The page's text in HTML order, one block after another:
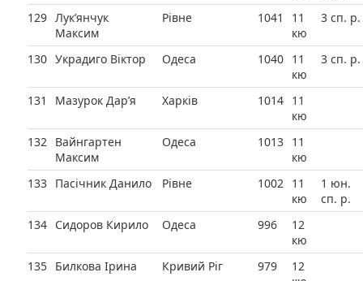
129 Лук’янчук
Максим
Рівне 1041
11
кю
3 сп. р.
130 Украдиго Віктор Одеса 1040 11
кю
3 сп. р.
131 Мазурок Дар’я Харків 1014 11
кю
132 Вайнгартен
Максим
Одеса 1013 11
кю
133 Пасічник Данило Рівне 1002 11
кю
1 юн.
сп. р.
134 Сидоров Кирило Одеса 996
12
кю
135 Билкова Ірина Кривий Ріг 979
12